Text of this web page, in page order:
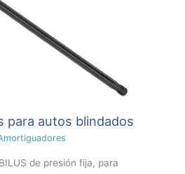
para autos blindados
de presión fija, para